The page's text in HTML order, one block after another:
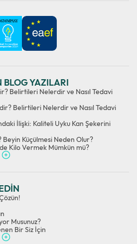
BLOG YAZILARI
Belirtileri Nelerdir ve Nasıl Tedavi
Belirtileri Nelerdir ve Nasıl Tedavi
İlişki: Kaliteli Uyku Kan Şekerini
Beyin Küçülmesi Neden Olur?
Kilo Vermek Mümkün mü?
Musunuz?
Bir Siz İçin